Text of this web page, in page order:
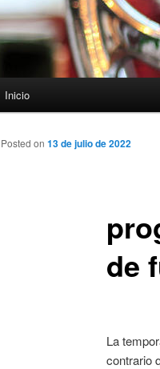
Inicio
de
Posted on 13 de julio de 2022
La
contrario